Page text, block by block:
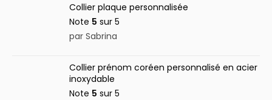
Collier plaque personnalisée
Note 5 sur 5
par Sabrina
Collier prénom coréen personnalisé en acier
inoxydable
Note 5 sur 5